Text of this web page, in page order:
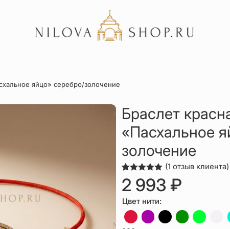
Акции
Статьи
яйцо» серебро/золочение
Браслет
«Пасхальное
золочение
Рейтинг
5.00 из 5
на основе
опроса
1
пользователя
(1 отзыв клиента)
2 993 ₽
Цвет нити: